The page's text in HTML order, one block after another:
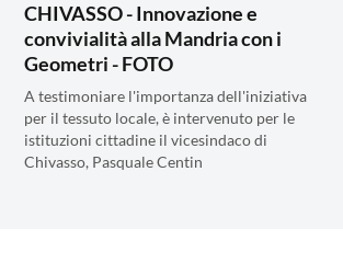
CHIVASSO - Innovazione e
convivialità alla Mandria con i
Geometri - FOTO
A testimoniare l'importanza dell'iniziativa
per il tessuto locale, è intervenuto per le
istituzioni cittadine il vicesindaco di
Chivasso, Pasquale Centin